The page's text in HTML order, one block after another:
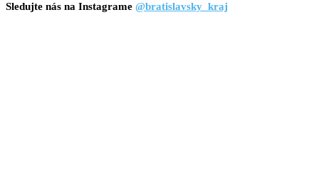
Sledujte nás na Instagrame @bratislavsky_kraj